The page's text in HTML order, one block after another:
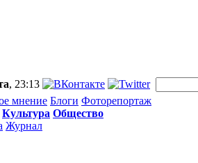
, 23:13
мнение Блоги Фоторепортаж
Культура Общество
Журнал